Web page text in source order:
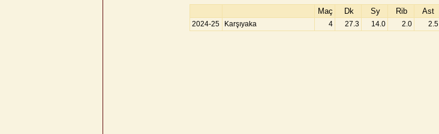
Maç Dk Sy Rib Ast
2024-25 Karşıyaka 4 27.3 14.0 2.0 2.5